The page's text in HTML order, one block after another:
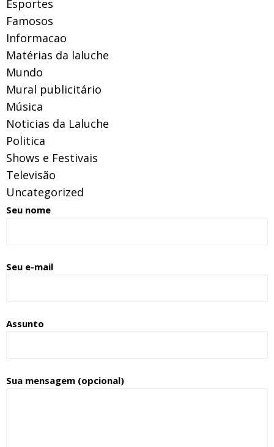
Esportes
Famosos
Informacao
Matérias da laluche
Mundo
Mural publicitário
Música
Noticias da Laluche
Politica
Shows e Festivais
Televisão
Uncategorized
Seu nome
Seu e-mail
Assunto
Sua mensagem (opcional)